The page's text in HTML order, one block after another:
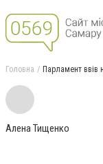
Головна Парламент ввів
Алена Тищенко